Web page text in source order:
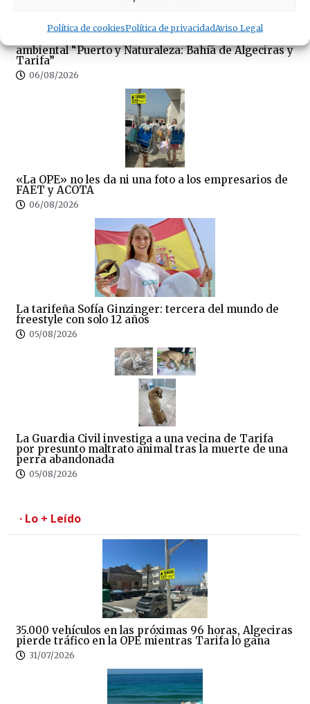
Política de cookiesPolítica de privacidadAviso Legal
ambiental “Puerto y Naturaleza: Bahía de Algeciras y
Tarifa”
06/08/2026
«La OPE» no les da ni una foto a los empresarios de
FAET y ACOTA
06/08/2026
La tarifeña Sofía Ginzinger: tercera del mundo de
freestyle con solo 12 años
05/08/2026
La Guardia Civil investiga a una vecina de Tarifa
por presunto maltrato animal tras la muerte de una
perra abandonada
05/08/2026
· Lo + Leído
35.000 vehículos en las próximas 96 horas, Algeciras
pierde tráfico en la OPE mientras Tarifa lo gana
31/07/2026